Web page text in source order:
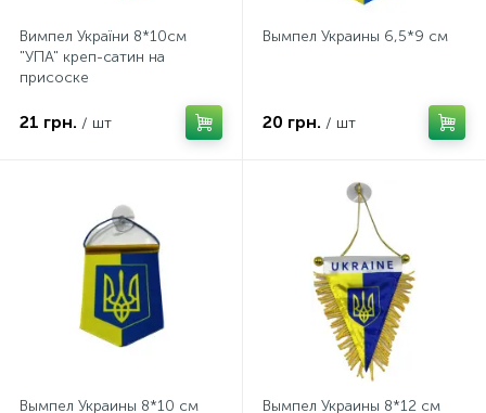
Вимпел України 8*10см
"УПА" креп-сатин на
присоске
21 грн. / шт
Вымпел Украины 6,5*9 см
20 грн. / шт
Вымпел Украины 8*10 см
Вымпел Украины 8*12 см